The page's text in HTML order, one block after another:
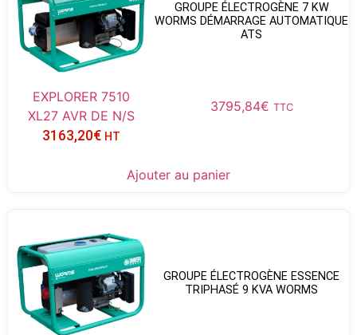
GROUPE ÉLECTROGÈNE 7 KW
WORMS DÉMARRAGE AUTOMATIQUE
ATS
EXPLORER 7510
XL27 AVR DE N/S
3795,84€ TTC
3163,20€ HT
Ajouter au panier
GROUPE ÉLECTROGÈNE ESSENCE
TRIPHASÉ 9 KVA WORMS